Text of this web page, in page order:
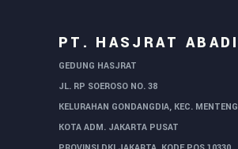
PT. HASJRAT ABADI
GEDUNG HASJRAT
JL. RP SOEROSO NO. 38
KELURAHAN GONDANGDIA, KEC. MENTENG
KOTA ADM. JAKARTA PUSAT